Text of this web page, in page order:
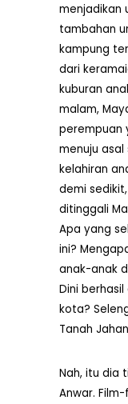
menjadikan
tambahan
kampung
dari
kuburan
malam,
perempuan
menuju
kelahiran
demi
ditinggali
Apa yang
ini?
anak-anak
Dini
kota?
Tanah
Nah, itu dia
Anwar.